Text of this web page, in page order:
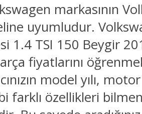
markasının
uyumludur.
1.4 TSI 150 Beygir
fiyatlarını
model yılı,
farklı özellikleri